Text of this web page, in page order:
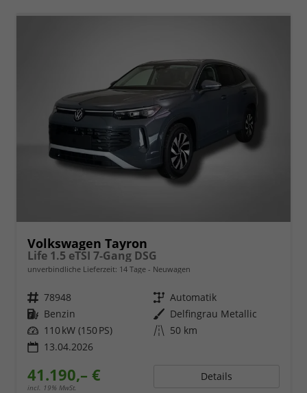
Volkswagen Tayron
Life 1.5 eTSI 7-Gang DSG
unverbindliche Lieferzeit: 14 Tage Neuwagen
Fahrzeugnr. 78948 Getriebe Automatik
Kraftstoff Benzin Außenfarbe Delfingrau Metallic
Leistung 110 kW (150 PS) Kilometerstand 50 km
13.04.2026
41.190,– €
incl. 19% MwSt.
Details